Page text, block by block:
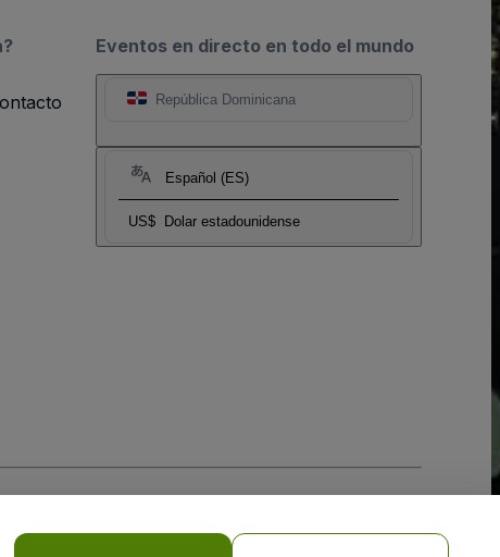
Eventos en directo en todo el mundo
República Dominicana
Español (ES)
US$ Dolar estadounidense
de laPolítica de Privacidad para Móviles